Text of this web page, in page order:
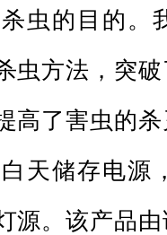
虫的目的。
虫方法，突
高了害虫的
天储存电源
源。该产品